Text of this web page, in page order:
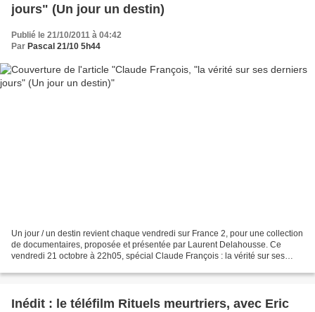
jours" (Un jour un destin)
Publié le 21/10/2011 à 04:42
Par Pascal 21/10 5h44
Un jour / un destin revient chaque vendredi sur France 2, pour une collection
de documentaires, proposée et présentée par Laurent Delahousse. Ce
vendredi 21 octobre à 22h05, spécial Claude François : la vérité sur ses
Inédit : le téléfilm Rituels meurtriers, avec Eric